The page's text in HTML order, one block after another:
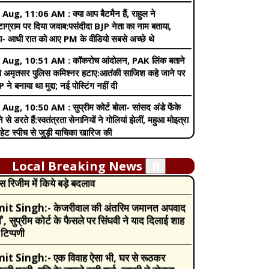
Aug, 10:51 AM :कॉकरोच आंदोलन, PAK लिंक बताने
अमृतसर पुलिस कमिश्नर हटाए:आतंकी साजिश कहे जाने पर
ने बनाया था मुद्दा; नई पोस्टिंग नहीं दी
Aug, 10:50 AM :सुप्रीम कोर्ट बोला- सांसद अंडे फेंके
से डरते हैं:स्वतंत्रता सेनानियों ने गोलियां झेलीं, महुआ मोइत्रा
स्पीच से जुड़ी याचिका खारिज की
Aug, 9:24 AM :पीएम की एनडीए के 45 नए सांसदों के
बैठक:इनमें TMC और उद्धव गुट के बागी सांसद भी थे;
चिंता करने की जरूरत नहीं, हम साथ हैं
Aug, 4:46 AM :तेजस्वी सूर्या 26km पैदल चलकर
लेकर ऋषिकेश पहुंचे:व्रत रख हरकी पैड़ी से उठाया था
बोले- बेंगलुरु में करूंगा जलाभिषेक
Aug, 11:50 PM :दीपक प्रकाश MLC बने, सुप्रीम
ने मांगा लिखित जवाब:क्या कुशवाहा के बेटे की अब भी जाएगी
कोर्ट क्या-क्या कर सकता है, जानिए
Aug, 11:30 PM :सलमान खान पर केस करने वाला
Local Breaking News
Singh:-Pregnancy में इन वजहों से बढ़
है खुजली की समस्या, नजरअंदाज करने की गलती मां
दोनों के लिए खतरा
Singh:-Income Tax Budget 2024:
को मिल गई बड़ी सौगात, निर्मला सीतारमण ने न्यू
रिजीम में किये बड़े बदलाव
Singh:-केजरीवाल की अंतरिम जमानत अपवाद
सुप्रीम कोर्ट के फैसले पर सिंघवी ने याद दिलाई शाह
Singh:-एक विवाह ऐसा भी, घर से रूठकर
पत्नी, पति के सामने रखी शर्त, खाकी ने दोबारा